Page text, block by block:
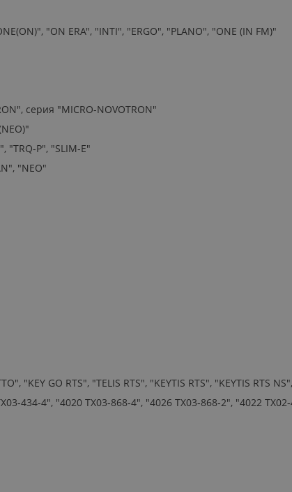
"ON ERA", "INTI", "ERGO", "PLANO", "ONE (IN FM)"
серия "MICRO-NOVOTRON"
"TRQ-P", "SLIM-E"
"NEO"
"KEY GO RTS", "TELIS RTS", "KEYTIS RTS", "KEYTIS RTS
434-4", "4020 TX03-868-4", "4026 TX03-868-2", "4022